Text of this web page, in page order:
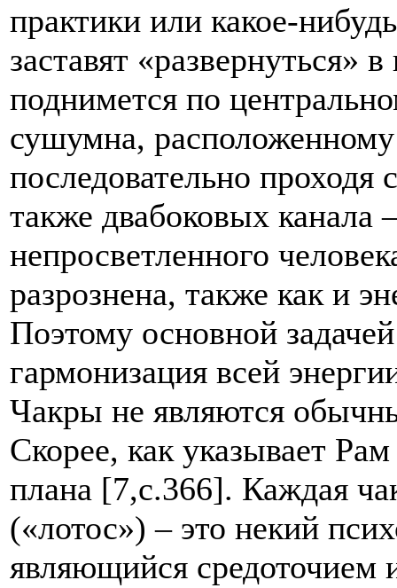
практики или какое-
заставят «развернуться»
поднимется по
сушумна,
последовательно
также двабоковых канала
непросветленного
разрознена, также как и
Поэтому основной
гармонизация всей
Чакры не являются
Скорее, как указывает
плана [7,с.366]. Каждая
(«лотос») – это некий
являющийся средоточием